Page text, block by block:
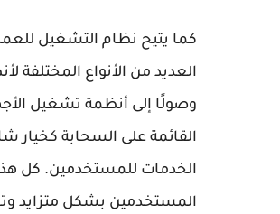
كما يتيح نظام التشغيل
القائمة على السحابة كخيار
الخدمات للمستخدمين. كل
المستخدمين بشكل متزايد